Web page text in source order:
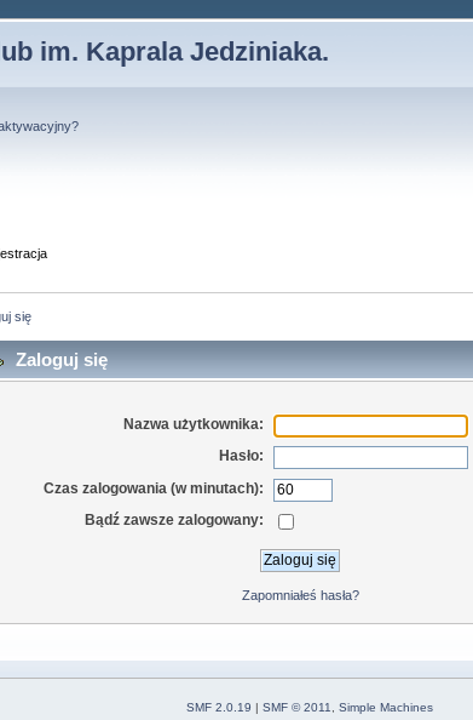
im. Kaprala Jedziniaka.
się
Zaloguj się
Nazwa użytkownika:
Hasło:
Czas zalogowania (w minutach):
Bądź zawsze zalogowany:
Zapomniałeś hasła?
SMF 2.0.19 SMF © 2011, Simple Machines